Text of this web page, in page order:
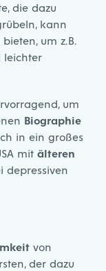
die dazu
kann
bieten, um z.B.
leichter
um
Biographie
in ein großes
mit älteren
depressiven
von
der dazu